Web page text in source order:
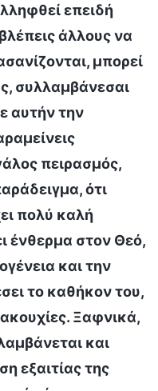
επειδή
άλλους να
μπορεί
συλλαμβάνεσαι
αυτήν την
πειρασμός,
ότι
πολύ καλή
ένθερμα στον Θεό,
και την
το καθήκον του,
Ξαφνικά,
και
εξαιτίας της